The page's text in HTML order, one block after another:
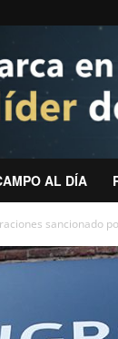
AL DÍA
sancionado